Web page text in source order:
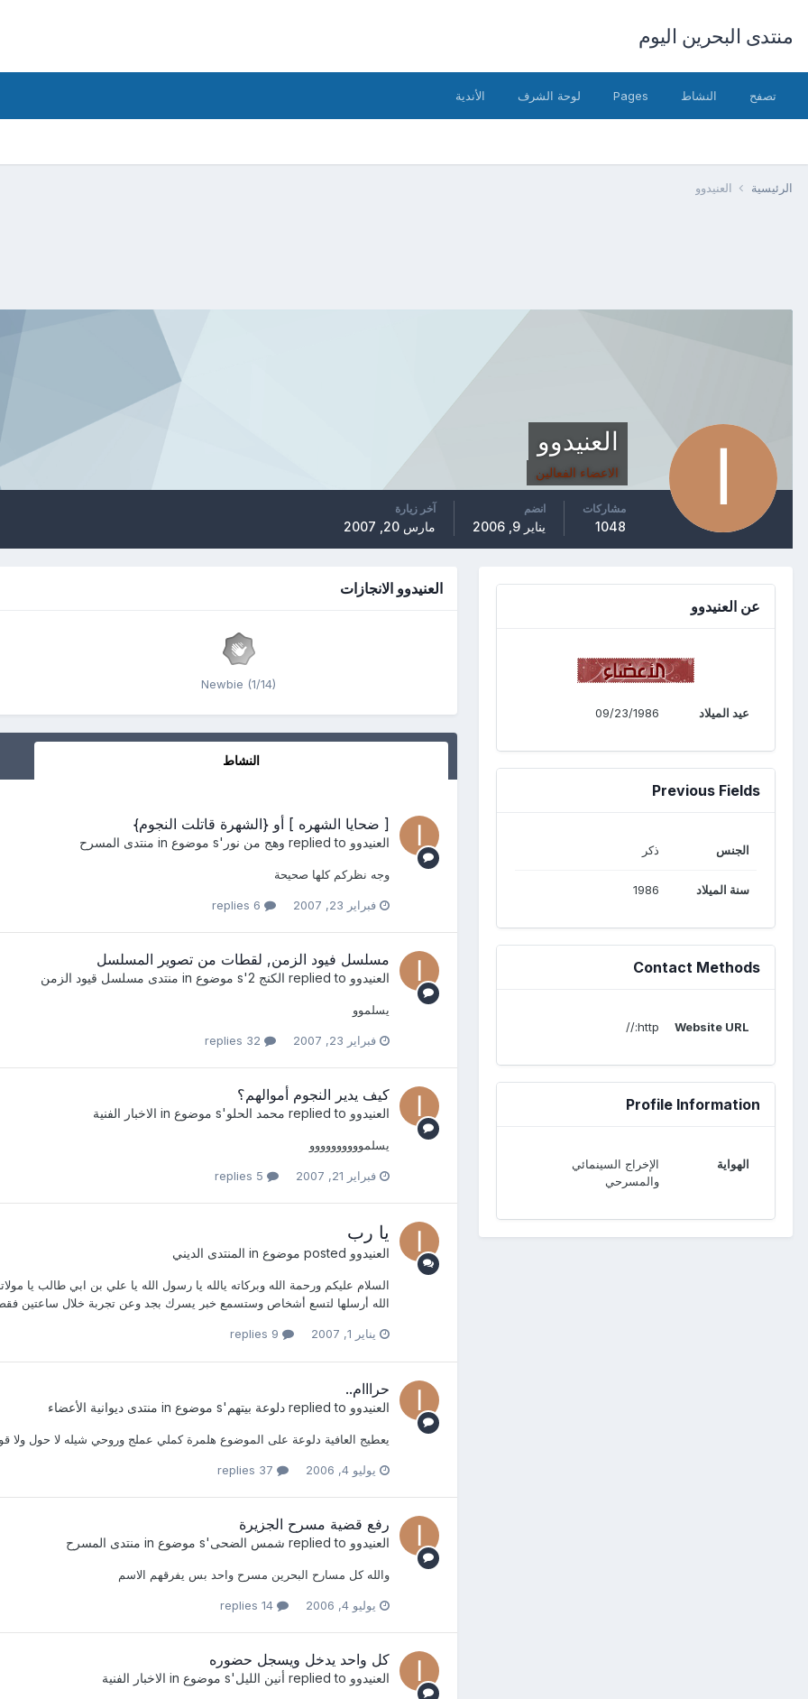
منتدى البحرين اليوم
تصفح النشاط Pages لوحة الشرف الأندية
الرئيسية العنيدوو
العنيدوو
الاعضاء الفعالين
مشاركات
1048
انضم
يناير 9, 2006
آخر زيارة
مارس 20, 2007
عن العنيدوو
عيد الميلاد 09/23/1986
Previous Fields
الجنس ذكر
سنة الميلاد 1986
Contact Methods
Website URL
http://
Profile Information
الهواية
الإخراج السينمائي
والمسرحي
العنيدوو الانجازات
Newbie (1/14)
النشاط
[ ضحايا الشهره ] أو {الشهرة قاتلت النجوم}
العنيدوو وهج من نور 's موضوع in منتدى المسرح
وجه نظركم كلها صحيحة
فبراير 23, 2007
مسلسل فيود الزمن, لقطات من تصوير المسلسل
العنيدوو الكنج 2 's موضوع in منتدى مسلسل قيود الزمن
يسلموو
فبراير 23, 2007
كيف يدير النجوم أموالهم؟
العنيدوو محمد الحلو's موضوع in الاخبار الفنية
يسلموووووووووو
فبراير 21, 2007
يا رب
العنيدوو المنتدى الديني
السلام عليكم ورحمة الله وبركاته يالله يا رسول الله يا علي بن ابي طالب يا
الله أرسلها لتسع أشخاص وستسمع خبر يسرك بجد وعن تجربة خلال ساعتين
يناير 1, 2007
حرااام..
العنيدوو دلوعة بيتهم 's موضوع in منتدى ديوانية الأعضاء
يعطيج العافية دلوعة على الموضوع هلمرة كملي عملج وروحي شيله لا حول ولا قوة
يوليو 4, 2006
رفع قضية مسرح الجزيرة
العنيدوو شمس الضحى's موضوع in منتدى المسرح
والله كل مسارح البحرين مسرح واحد بس يفرقهم الاسم
يوليو 4, 2006
كل واحد يدخل ويسجل حضوره
العنيدوو أنين الليل's موضوع in الاخبار الفنية